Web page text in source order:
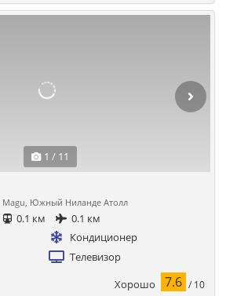
1 / 11
Magu, Южный Ниланде Атолл
0.1 км
0.1 км
Кондиционер
Телевизор
Хорошо 7.6 / 10